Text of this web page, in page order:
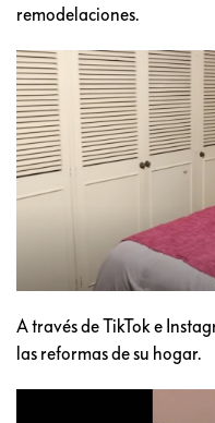
remodelaciones.
A través de TikTok e
las reformas de su hogar.